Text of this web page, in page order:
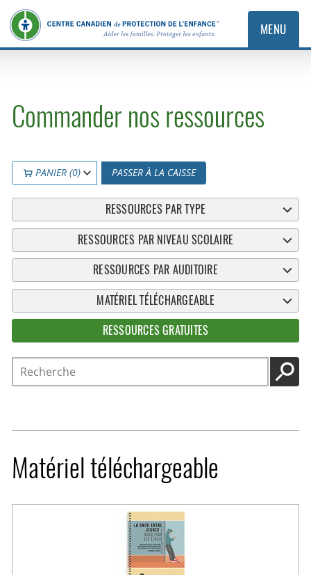
MENU
Commander nos ressources
PANIER (0) PASSER À LA CAISSE
RESSOURCES PAR TYPE
RESSOURCES PAR NIVEAU SCOLAIRE
RESSOURCES PAR AUDITOIRE
MATÉRIEL TÉLÉCHARGEABLE
RESSOURCES GRATUITES
Recherche
Matériel téléchargeable